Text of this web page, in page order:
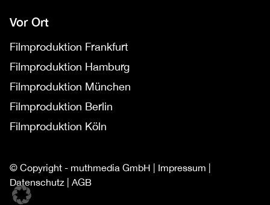
Vor Ort
Filmproduktion Frankfurt
Filmproduktion Hamburg
Filmproduktion München
Filmproduktion Berlin
Filmproduktion Köln
© Copyright - muthmedia GmbH | Impressum
Datenschutz
AGB